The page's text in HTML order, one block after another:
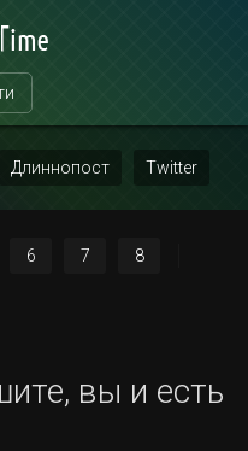
Длиннопост Twitter
6 7 8
вы и есть